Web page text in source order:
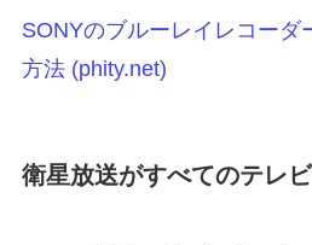
SONYのブルーレイレコーダ
方法 (phity.net)
衛星放送がすべてのテレ